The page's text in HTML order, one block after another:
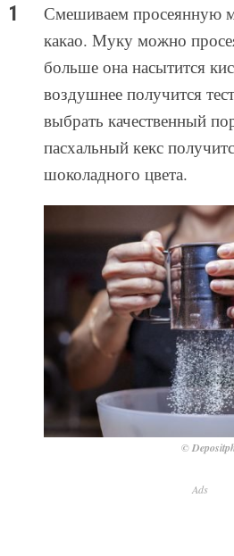
Смешиваем просеянную
какао. Муку можно
больше она насытится
воздушнее получится
выбрать качественный
пасхальный кекс
шоколадного цвета.
©
Ads